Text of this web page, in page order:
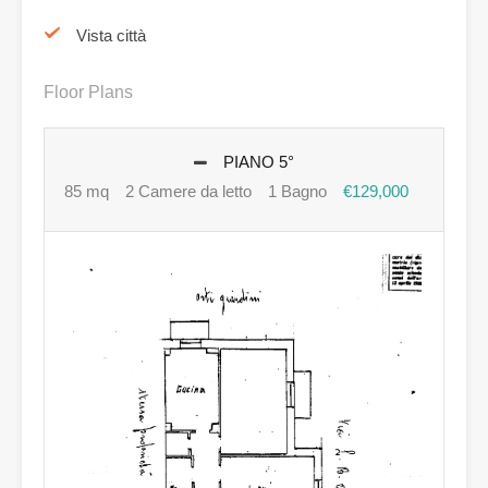
Vista città
Floor Plans
PIANO 5°
85 mq
2 Camere da letto 1 Bagno €129,000